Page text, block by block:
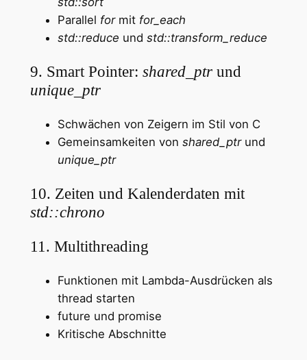
Parallel formit for_each
std::reduce und std::transform_reduce
9. Smart Pointer: shared_ptrund
unique_ptr
Schwächen von Zeigern im Stil von C
Gemeinsamkeiten von shared_ptrund
unique_ptr
10. Zeiten und Kalenderdaten mit
std::chrono
11. Multithreading
Funktionen mit Lambda-Ausdrücken als
thread starten
future und promise
Kritische Abschnitte